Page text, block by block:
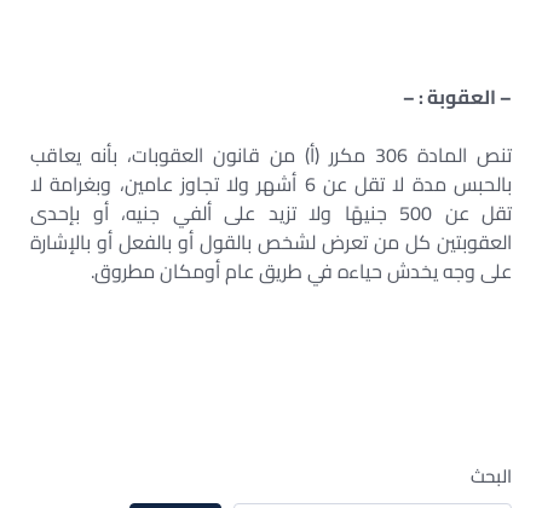
– العقوبة : –
تنص المادة 306 مكرر (أ) من قانون العقوبات، بأنه يعاقب
بالحبس مدة لا تقل عن 6 أشهر ولا تجاوز عامين، وبغرامة لا
تقل عن 500 جنيهًا ولا تزيد على ألفي جنيه، أو بإحدى
العقوبتين كل من تعرض لشخص بالقول أو بالفعل أو بالإشارة
على وجه يخدش حياءه في طريق عام أومكان مطروق.
البحث